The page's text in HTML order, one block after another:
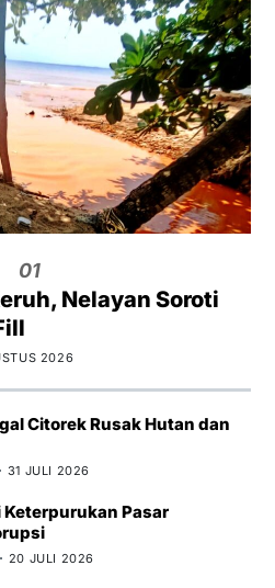
01
Nelayan Soroti
2026
Citorek Rusak Hutan dan
31 JULI 2026
Keterpurukan Pasar
20 JULI 2026